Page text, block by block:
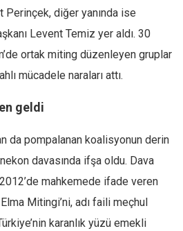
Perinçek, diğer yanında ise
Levent Temiz yer aldı. 30
ortak miting düzenleyen gruplar
mücadele naraları attı.
geldi
da pompalanan koalisyonun derin
davasında ifşa oldu. Dava
mahkemede ifade veren
Mitingi’ni, adı faili meçhul
karanlık yüzü emekli